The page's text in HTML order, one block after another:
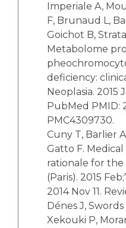
Imperiale A,
F, Brunaud L,
Goichot B,
Metabolome
deficiency:
Neoplasia. 2015
PubMed PMID:
PMC4309730.
Cuny T, Barlier
Gatto F.
rationale for
(Paris). 2015
2014 Nov 11.
Dénes J,
Xekouki P,